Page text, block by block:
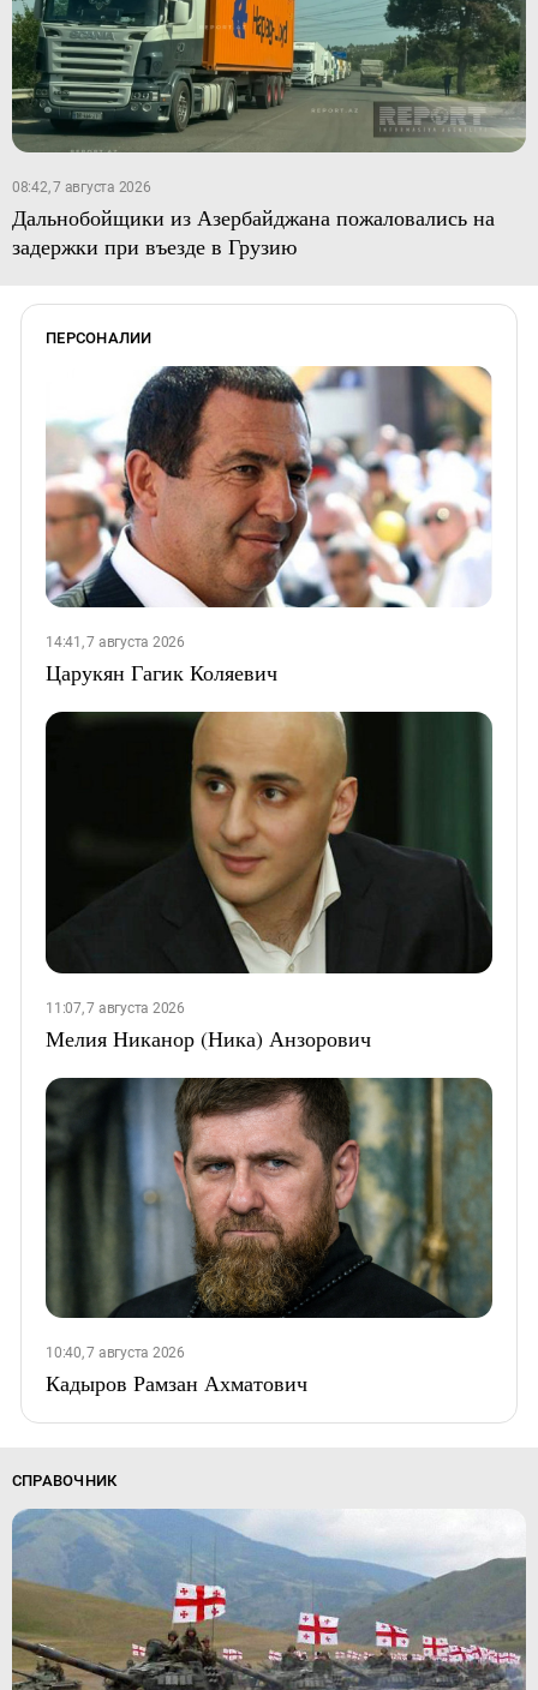
08:42, 7 августа 2026
Дальнобойщики из Азербайджана пожаловались на
задержки при въезде в Грузию
ПЕРСОНАЛИИ
14:41, 7 августа 2026
Царукян Гагик Коляевич
11:07, 7 августа 2026
Мелия Никанор (Ника) Анзорович
10:40, 7 августа 2026
Кадыров Рамзан Ахматович
СПРАВОЧНИК